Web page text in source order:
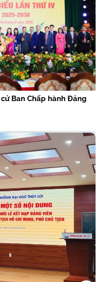
Ban Chấp hành Đảng